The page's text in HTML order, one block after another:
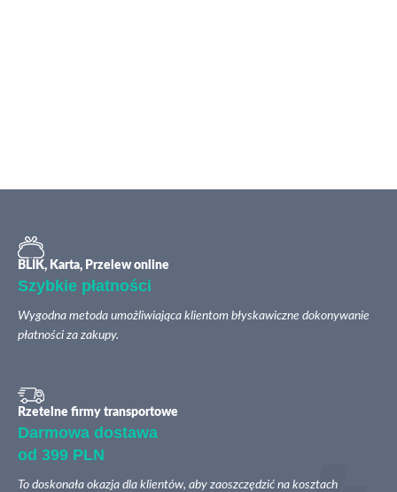
BLIK, Karta, Przelew online
Szybkie płatności
Wygodna metoda umożliwiająca klientom błyskawiczne dokonywanie
płatności za zakupy.
Rzetelne firmy transportowe
Darmowa dostawa
od 399 PLN
To doskonała okazja dla klientów, aby zaoszczędzić na kosztach